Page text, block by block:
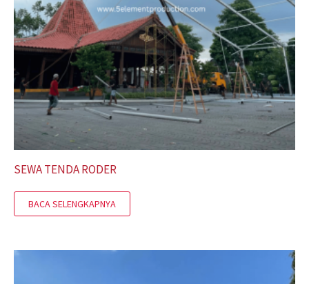
SEWA TENDA RODER
BACA SELENGKAPNYA